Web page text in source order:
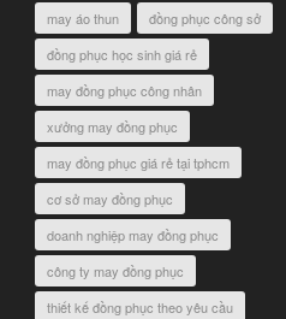
may áo thun
đồng phục công sở
đồng phục học sinh giá rẻ
may đồng phục công nhân
xưởng may đồng phục
may đồng phục giá rẻ tại tphcm
cơ sở may đồng phục
doanh nghiệp may đồng phục
công ty may đồng phục
thiết kế đồng phục theo yêu cầu